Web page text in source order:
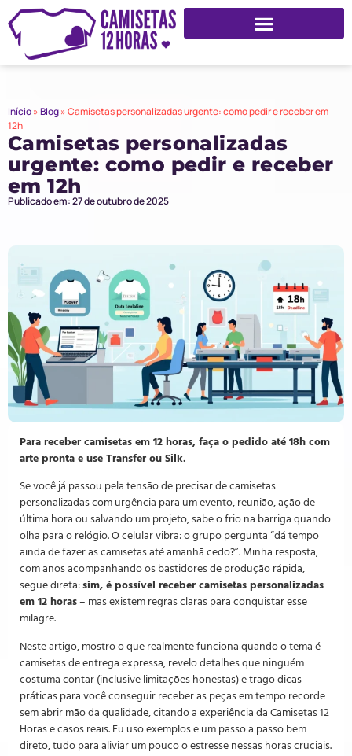
Início»Blog»Camisetas personalizadas urgente: como pedir e receber em
12h
Camisetas personalizadas
urgente: como pedir e receber
em 12h
Publicado em: 27 de outubro de 2025
Para receber camisetas em 12 horas, faça o pedido até 18h com
arte pronta e use Transfer ou Silk.
Se você já passou pela tensão de precisar de camisetas
personalizadas com urgência para um evento, reunião, ação de
última hora ou salvando um projeto, sabe o frio na barriga quando
olha para o relógio. O celular vibra: o grupo pergunta “dá tempo
ainda de fazer as camisetas até amanhã cedo?”. Minha resposta,
com anos acompanhando os bastidores de produção rápida,
segue direta:sim, é possível receber camisetas personalizadas
em 12 horas– mas existem regras claras para conquistar esse
milagre.
Neste artigo, mostro o que realmente funciona quando o tema é
camisetas de entrega expressa, revelo detalhes que ninguém
costuma contar (inclusive limitações honestas) e trago dicas
práticas para você conseguir receber as peças em tempo recorde
sem abrir mão da qualidade, citando a experiência da Camisetas 12
Horas e casos reais. Eu uso exemplos e um passo a passo bem
direto, tudo para aliviar um pouco o estresse nessas horas cruciais.